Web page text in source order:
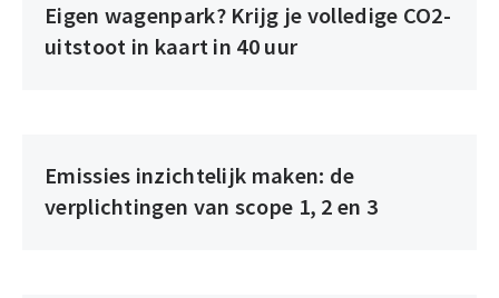
Eigen wagenpark? Krijg je volledige CO2-
uitstoot in kaart in 40 uur
Emissies inzichtelijk maken: de
verplichtingen van scope 1, 2 en 3